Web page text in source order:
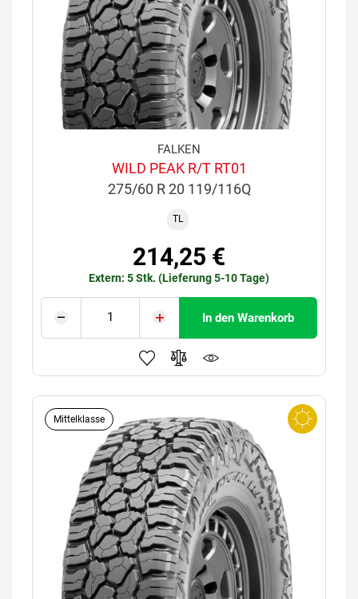
FALKEN
WILD PEAK R/T RT01
275/60 R 20 119/116Q
TL
214,25 €
Extern: 5 Stk. (Lieferung 5-10 Tage)
In den Warenkorb
Mittelklasse